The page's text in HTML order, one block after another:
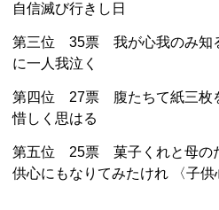
自信滅び行きし日
第三位 35票 我が心我のみ知
に一人我泣く
第四位 27票 腹たちて紙三枚
惜しく思はる
第五位 25票 菓子くれと母の
供心にもなりてみたけれ 〈子供